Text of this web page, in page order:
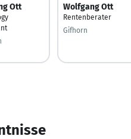
Ott Wolfgang Ott
Rentenberater
Gifhorn